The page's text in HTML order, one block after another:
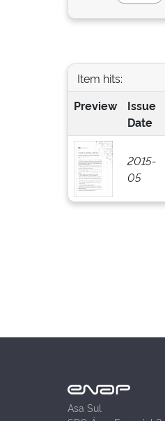
Item hits:
Preview
Issue
Date
2015-
05
Asa Sul